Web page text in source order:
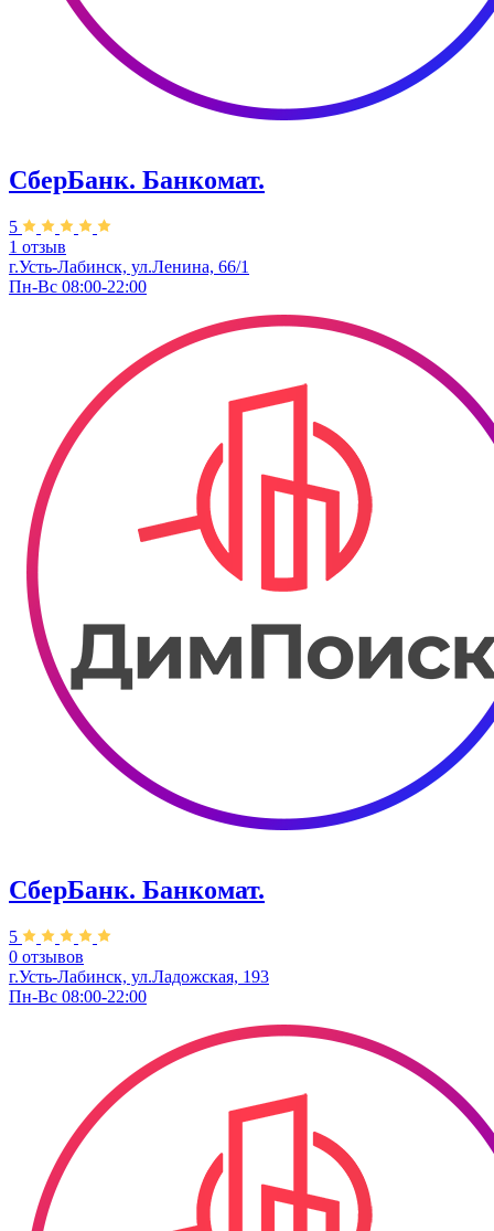
СберБанк. Банкомат.
5
1 отзыв
г.Усть-Лабинск, ул.​Ленина, 66/1
Пн-Вс 08:00-22:00
СберБанк. Банкомат.
5
0 отзывов
г.Усть-Лабинск, ул.​​Ладожская, 193
Пн-Вс 08:00-22:00